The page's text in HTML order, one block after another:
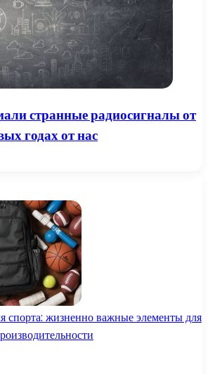
странные радиосигналы от
годах от нас
спорта: жизненно важные элементы для